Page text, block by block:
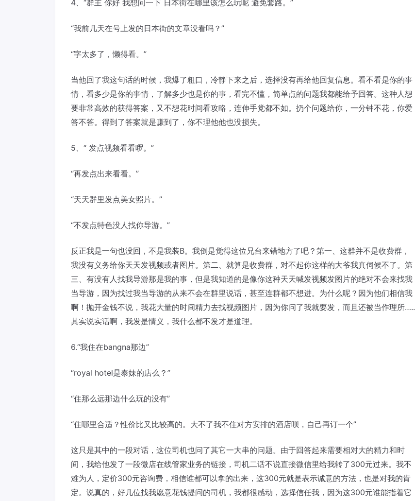
4、“群主 你好 我想问一下 日本街在哪里该怎么玩呢 避免套路。”
“我前几天在号上发的日本街的文章没看吗？”
“字太多了，懒得看。”
当他回了我这句话的时候，我爆了粗口，冷静下来之后，选择没有再给他回复信息。看不看是你的事
情，看多少是你的事情，了解多少也是你的事，看完不懂，简单点的问题我都能给予回答。这种人想
要非常高效的获得答案，又不想花时间看攻略，连伸手党都不如。扔个问题给你，一分钟不花，你爱
答不答。得到了答案就是赚到了，你不理他他也没损失。
5、“ 发点视频看看啰。”
“再发点出来看看。”
“天天群里发点美女照片。”
“不发点特色没人找你导游。”
反正我是一句也没回，不是我装B。我倒是觉得这位兄台来错地方了吧？第一、这群并不是收费群，
我没有义务给你天天发视频或者图片。第二、就算是收费群，对不起你这样的大爷我真伺候不了。第
三、有没有人找我导游那是我的事，但是我知道的是像你这种天天喊发视频发图片的绝对不会来找我
当导游，因为找过我当导游的从来不会在群里说话，甚至连群都不想进。为什么呢？因为他们相信我
啊！抛开金钱不说，我花大量的时间精力去找视频图片，因为你问了我就要发，而且还被当作理所…..
其实说实话啊，我发是情义，我什么都不发才是道理。
6.“我住在bangna那边”
“royal hotel是泰妹的店么？”
“住那么远那边什么玩的没有”
“住哪里合适？性价比又比较高的。大不了我不住对方安排的酒店呗，自己再订一个”
这只是其中的一段对话，这位司机也问了其它一大串的问题。由于回答起来需要相对大的精力和时
间，我给他发了一段微店在线管家业务的链接，司机二话不说直接微信里给我转了300元过来。我不
难为人，定价300元咨询费，相信谁都可以拿的出来，这300元就是表示诚意的方法，也是对我的肯
定。说真的，好几位找我愿意花钱提问的司机，我都很感动，选择信任我，因为这300元谁能指着它